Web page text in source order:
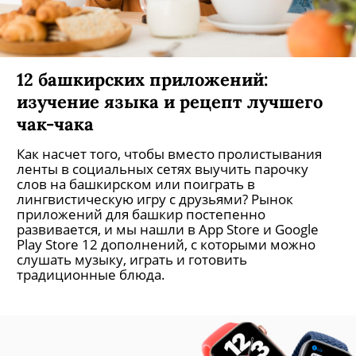
12 башкирских приложений:
изучение языка и рецепт лучшего
чак-чака
Как насчет того, чтобы вместо пролистывания
ленты в социальных сетях выучить парочку
слов на башкирском или поиграть в
лингвистическую игру с друзьями? Рынок
приложений для башкир постепенно
развивается, и мы нашли в App Store и Google
Play Store 12 дополнений, с которыми можно
слушать музыку, играть и готовить
традиционные блюда.